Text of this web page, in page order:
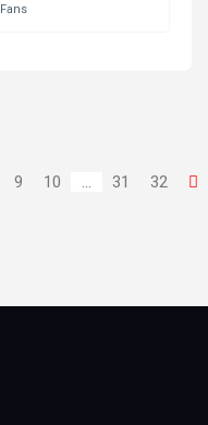
Fans
9 10 ... 31 32